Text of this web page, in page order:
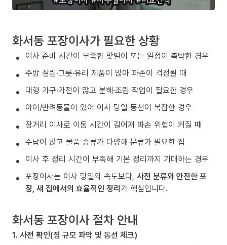
화서동 포장이사가 필요한 상황
이사 준비 시간이 부족한 맞벌이 또는 일정이 촉박한 경우
주방 살림·그릇·유리 제품이 많아 파손이 걱정될 때
대형 가구·가전이 많고 분해·조립 작업이 필요한 경우
아이/반려동물이 있어 이사 당일 동선이 복잡한 경우
장거리 이사로 이동 시간이 길어져 파손 위험이 커질 때
수납이 많고 물품 종류가 다양해 분류가 필요한 집
이사 후 정리 시간이 부족해 기본 정리까지 기대하는 경우
포장이사는 이사 당일의 속도보다, 사전 분류와 안전한 포
장, 새 집에서의 효율적인 정리가 핵심입니다.
화서동 포장이사 절차 안내
1. 사전 확인(짐 규모 파악 및 동선 체크)